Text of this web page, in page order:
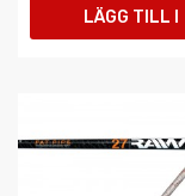
LÄGG TILL I